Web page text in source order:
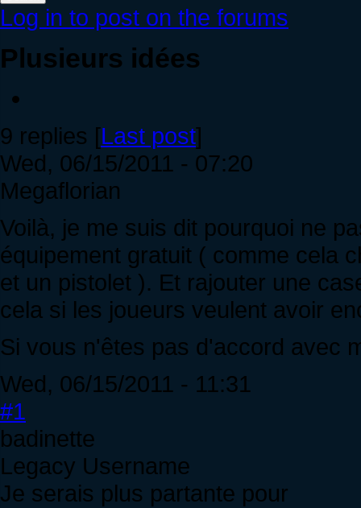
Log in to post on the forums
Plusieurs idées
9 replies [Last post]
Wed, 06/15/2011 - 07:20
Megaflorian
Voilà, je me suis dit pourquoi ne
équipement gratuit ( comme cela
et un pistolet ). Et rajouter une
cela si les joueurs veulent avoir
Si vous n'êtes pas d'accord avec
Wed, 06/15/2011 - 11:31
#1
badinette
Legacy Username
Je serais plus partante pour